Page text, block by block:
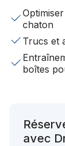
chaton
Trucs et
boîtes
avec